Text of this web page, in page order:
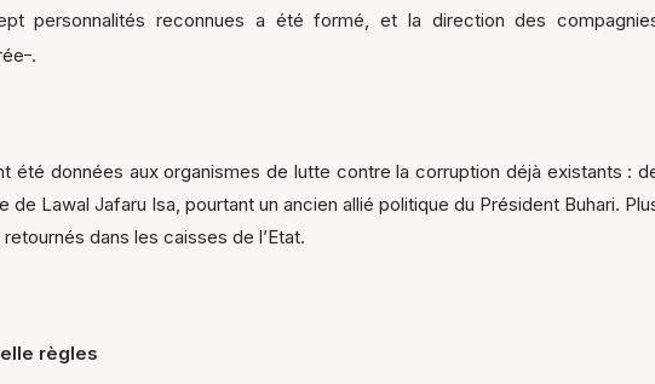
personnalités reconnues a été formé, et la direction des
.
été données aux organismes de lutte contre la corruption déjà existants :
Lawal Jafaru Isa, pourtant un ancien allié politique du Président Buhari.
dans les caisses de l’Etat.
règles